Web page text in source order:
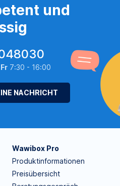
und
Fr7:30 - 16:00
NACHRICHT
Wawibox Pro
Produktinformationen
Preisübersicht